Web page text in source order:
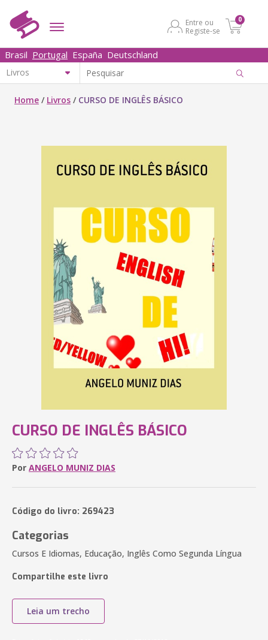
Entre ou
Registe-se
0
Brasil Portugal España Deutschland
Home / Livros / CURSO DE INGLÊS BÁSICO
CURSO DE INGLÊS BÁSICO
Por ANGELO MUNIZ DIAS
Código do livro: 269423
Categorias
Cursos E Idiomas, Educação, Inglês Como Segunda Língua
Compartilhe este livro
Leia um trecho